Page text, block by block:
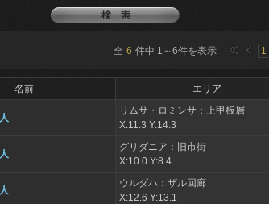
全 6 件中 1 ～6件を表示 1
名前 エリア
リムサ・ロミンサ：上甲板層
X:11.3 Y:14.3
グリダニア：旧市街
X:10.0 Y:8.4
ウルダハ：ザル回廊
X:12.6 Y:13.1